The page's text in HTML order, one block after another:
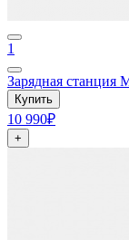
1
Зарядная станция
Купить
10 990₽
+